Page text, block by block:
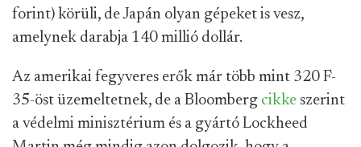
forint) körüli, de Japán olyan gépeket is vesz,
amelynek darabja 140 millió dollár.
Az amerikai fegyveres erők már több mint 320 F-
35-öst üzemeltetnek, de a Bloomberg cikke szerint
a védelmi minisztérium és a gyártó Lockheed